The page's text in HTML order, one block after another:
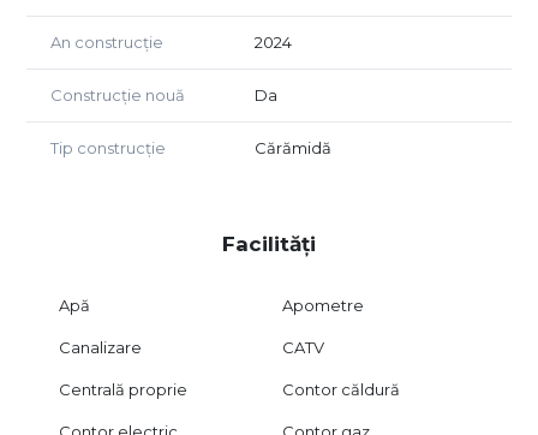
An construcție 2024
Construcție nouă Da
Tip construcție Cărămidă
Facilități
Apă Apometre
Canalizare CATV
Centrală proprie Contor căldură
Contor electric Contor gaz